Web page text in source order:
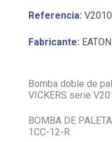
Referencia:
Fabricante:
Bomba doble de
VICKERS serie
BOMBA DE
1CC-12-R